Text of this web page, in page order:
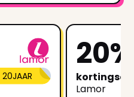
20JAAR
20%
Lamor